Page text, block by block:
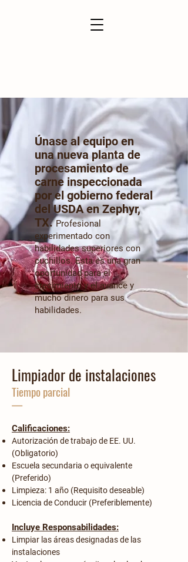
Únase al equipo en
una nueva planta de
procesamiento de
carne inspeccionada
por el gobierno federal
del USDA en Zephyr,
TX. Profesional
experimentado con
habilidades superiores con
cuchillos. Esta es una gran
oportunidad para el
crecimiento y el avance y
mucho dinero para sus
habilidades.
Limpiador de instalaciones
Tiempo parcial
—
Calificaciones:
Autorización de trabajo de EE. UU.
(Obligatorio)
Escuela secundaria o equivalente
(Preferido)
Limpieza: 1 año (Requisito deseable)
Licencia de Conducir (Preferiblemente)
Incluye Responsabilidades:
Limpiar las áreas designadas de las
instalaciones